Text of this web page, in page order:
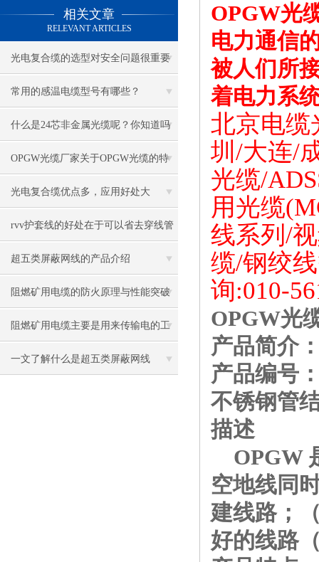
相关文章
RELEVANT ARTICLES
光电复合缆的选型对安全问题很重要
常用的感温电缆型号有哪些？
什么是24芯非金属光缆呢？你知道吗
OPGW光缆厂家关于OPGW光缆的特
点用途说明
光电复合缆优点多，应用好处大
rvv护套线的好处在于可以省去穿线管
或者穿线槽
超五类屏蔽网线的产品介绍
阻燃矿用电缆的防火原理与性能突破
阻燃矿用电缆主要是用来传输电的工
作的
一文了解什么是超五类屏蔽网线
OPGW光
电力通信
被人们所
着电力系
北京电缆
圳/大连/
光缆/
用光缆
线系列/
缆/钢绞
询:010-
OPGW光
产品简介
产品编号
不锈钢管
描述
OPGW
空地线同
建线路；
好的线路